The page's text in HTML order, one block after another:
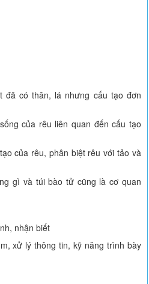
có thân, lá nhưng cấu tạo đơn
của rêu liên quan đến cấu tạo
của rêu, phân biệt rêu với tảo và
gì và túi bào tử cũng là cơ quan
nhận biết
xử lý thông tin, kỹ năng trình bày